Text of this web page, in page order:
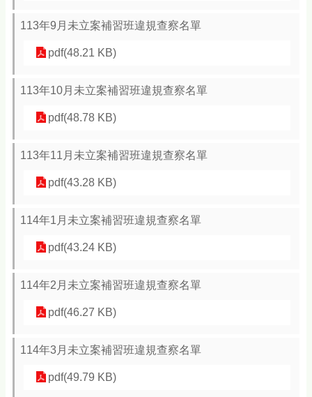
113年9月未立案補習班違規查察名單
pdf(48.21 KB)
113年10月未立案補習班違規查察名單
pdf(48.78 KB)
113年11月未立案補習班違規查察名單
pdf(43.28 KB)
114年1月未立案補習班違規查察名單
pdf(43.24 KB)
114年2月未立案補習班違規查察名單
pdf(46.27 KB)
114年3月未立案補習班違規查察名單
pdf(49.79 KB)